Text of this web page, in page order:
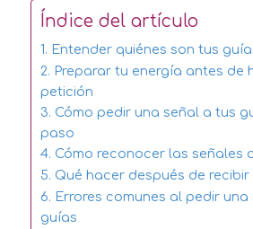
Índice del artículo
1. Entender quiénes son tus
2. Preparar tu energía antes de
petición
3. Cómo pedir una señal a tus
paso
4. Cómo reconocer las señales
5. Qué hacer después de recibir
6. Errores comunes al pedir una
guías